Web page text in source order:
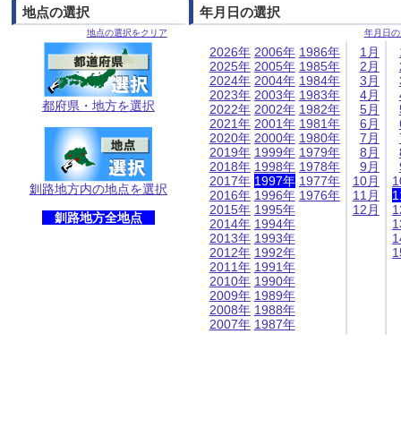
地点の選択
地点の選択をクリア
都府県・地方を選択
釧路地方内の地点を選択
釧路地方全地点
年月日の選択
年月日
2026年
2025年
2024年
2023年
2022年
2021年
2020年
2019年
2018年
2017年
2016年
2015年
2014年
2013年
2012年
2011年
2010年
2009年
2008年
2007年
2006年
2005年
2004年
2003年
2002年
2001年
2000年
1999年
1998年
1997年
1996年
1995年
1994年
1993年
1992年
1991年
1990年
1989年
1988年
1987年
1986年
1985年
1984年
1983年
1982年
1981年
1980年
1979年
1978年
1977年
1976年
1月
2月
3月
4月
5月
6月
7月
8月
9月
10月
11月
12月